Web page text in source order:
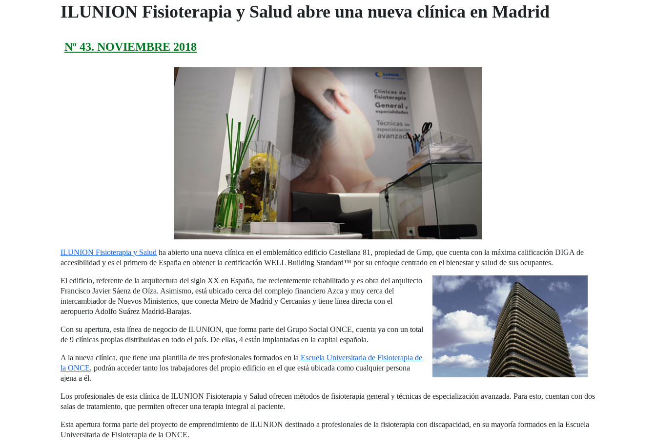
ILUNION Fisioterapia y Salud abre una nueva clínica en Madrid
Nº 43. NOVIEMBRE 2018
ILUNION Fisioterapia y Salud ha abierto una nueva clínica en el emblemático edificio Castellana 81, propiedad de Gmp, que cuenta con la máxima calificación DIGA de
accesibilidad y es el primero de España en obtener la certificación WELL Building Standard™ por su enfoque centrado en el bienestar y salud de sus ocupantes.
El edificio, referente de la arquitectura del siglo XX en España, fue recientemente rehabilitado y es obra del arquitecto
Francisco Javier Sáenz de Oíza. Asimismo, está ubicado cerca del complejo financiero Azca y muy cerca del
intercambiador de Nuevos Ministerios, que conecta Metro de Madrid y Cercanías y tiene línea directa con el
aeropuerto Adolfo Suárez Madrid-Barajas.
Con su apertura, esta línea de negocio de ILUNION, que forma parte del Grupo Social ONCE, cuenta ya con un total
de 9 clínicas propias distribuidas en todo el país. De ellas, 4 están implantadas en la capital española.
A la nueva clínica, que tiene una plantilla de tres profesionales formados en la Escuela Universitaria de Fisioterapia de
la ONCE, podrán acceder tanto los trabajadores del propio edificio en el que está ubicada como cualquier persona
ajena a él.
Los profesionales de esta clínica de ILUNION Fisioterapia y Salud ofrecen métodos de fisioterapia general y técnicas de especialización avanzada. Para esto, cuentan con dos
salas de tratamiento, que permiten ofrecer una terapia integral al paciente.
Esta apertura forma parte del proyecto de emprendimiento de ILUNION destinado a profesionales de la fisioterapia con discapacidad, en su mayoría formados en la Escuela
Universitaria de Fisioterapia de la ONCE.